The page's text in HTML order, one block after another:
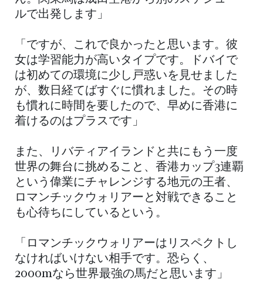
ルで出発します」
「ですが、これで良かったと思います。彼
女は学習能力が高いタイプです。ドバイで
は初めての環境に少し戸惑いを見せました
が、数日経てばすぐに慣れました。その時
も慣れに時間を要したので、早めに香港に
着けるのはプラスです」
また、リバティアイランドと共にもう一度
世界の舞台に挑めること、香港カップ3連覇
という偉業にチャレンジする地元の王者、
ロマンチックウォリアーと対戦できること
も心待ちにしているという。
「ロマンチックウォリアーはリスペクトし
なければいけない相手です。恐らく、
2000mなら世界最強の馬だと思います」